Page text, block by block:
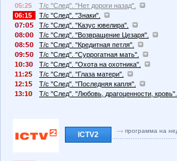
05:25
Т/с "След". "Нет дороги назад".
06:15
Т/с "След". "Знаки".
7:
Т/с "След". "Казус ювелира".
8:
Т/с "След". "Возвращение Цезаря".
8:
Т/с "След". "Кредитная петля".
9:
Т/с "След". "Суррогатная мать".
1
:3
Т/с "След". "Охота на охотника".
11:2
Т/с "След". "Глаза матери".
12:1
Т/с "След". "Последняя капля".
13:1
Т/с "След". "Любовь, драгоценности, кровь".
ICTV2 программа на